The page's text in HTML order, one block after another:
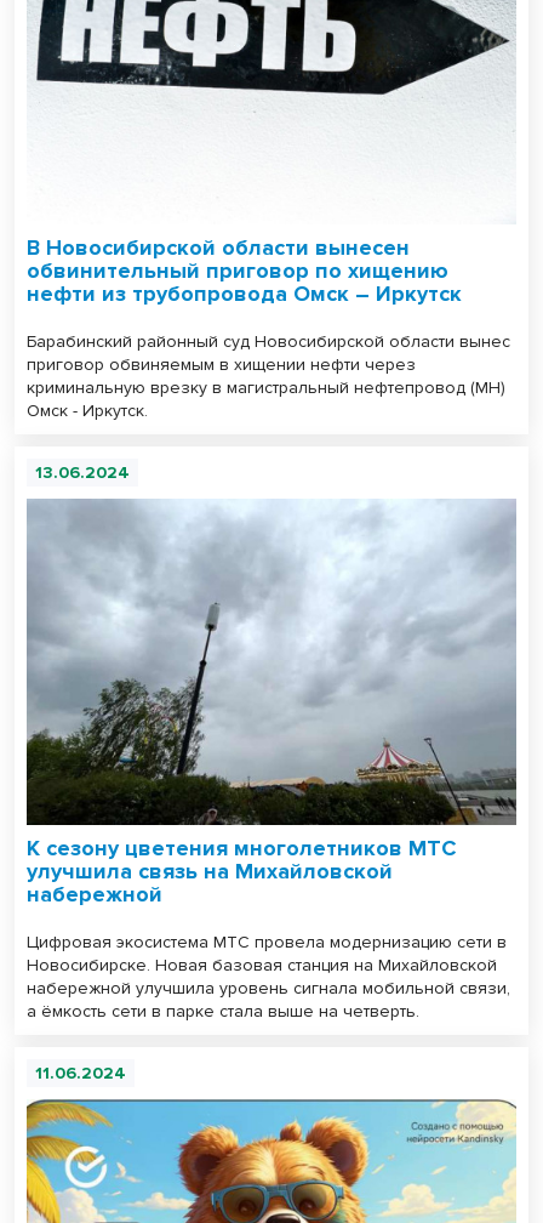
В Новосибирской области вынесен
обвинительный приговор по хищению
нефти из трубопровода Омск – Иркутск
Барабинский районный суд Новосибирской области вынес
приговор обвиняемым в хищении нефти через
криминальную врезку в магистральный нефтепровод (МН)
Омск - Иркутск.
13.06.2024
К сезону цветения многолетников МТС
улучшила связь на Михайловской
набережной
Цифровая экосистема МТС провела модернизацию сети в
Новосибирске. Новая базовая станция на Михайловской
набережной улучшила уровень сигнала мобильной связи,
а ёмкость сети в парке стала выше на четверть.
11.06.2024